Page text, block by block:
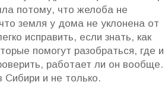
потому, что желоба не
земля у дома не уклонена от
исправить, если знать, как
помогут разобраться, где и
работает ли он вообще.
и не только.